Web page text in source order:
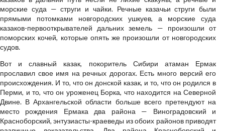
морские суда — струги и чайки. Речные казачьи струги были
прямыми потомками новгородских ушкуев, а морские суда
казаков-первооткрывателей дальних земель — произошли от
поморских кочей, которые опять же произошли от новгородских
судов.
Вот и славный казак, покоритель Сибири атаман Ермак
прославил свое имя на речных дорогах. Есть много версий его
происхождения. И то, что он донской казак, и то, что он родился в
Перми, и то, что он уроженец Борка, что находится на Северной
Двине. В Архангельской области больше всего претендуют на
место рождения Ермака два района — Виноградовский и
Красноборский, энтузиасты-краеведы из обоих районов приводят